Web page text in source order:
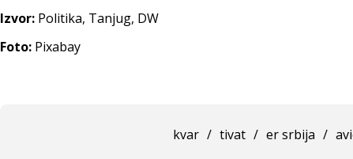
Izvor: Politika, Tanjug, DW
Foto: Pixabay
kvar / tivat / er srbija /